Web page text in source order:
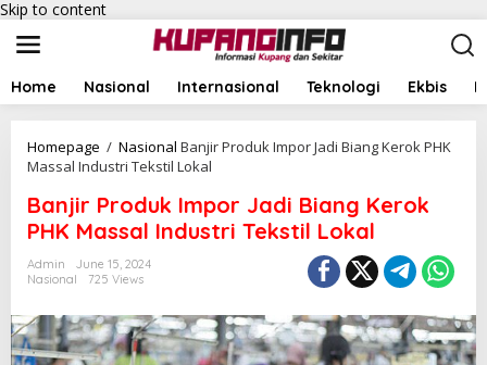
Skip to content
Home Nasional Internasional Teknologi Ekbis
Homepage / Nasional Banjir Produk Impor Jadi Biang Kerok PHK
Massal Industri Tekstil Lokal
Banjir Produk Impor Jadi Biang Kerok
PHK Massal Industri Tekstil Lokal
Admin
June 15, 2024
Nasional
725 Views